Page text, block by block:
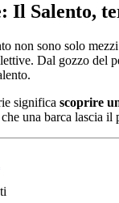
Il Salento,
non sono solo
Dal gozzo del
significa scoprire
una barca lascia il